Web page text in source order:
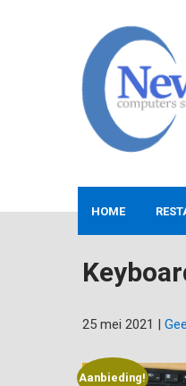
HOME
25 mei 2021 |
Aanbieding!